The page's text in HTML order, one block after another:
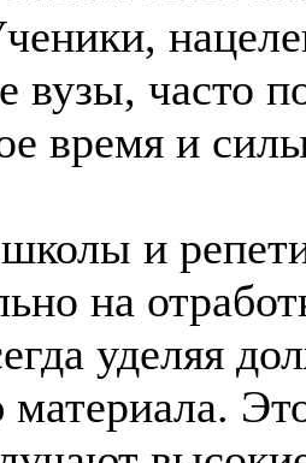
вузы, часто
время и
и
на
уделяя